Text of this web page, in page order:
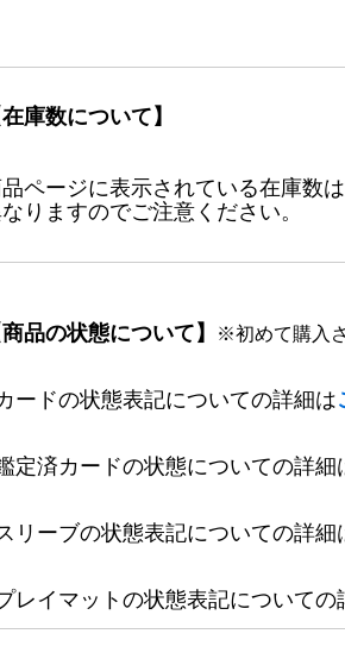
在庫数について】
ページに表示されている在庫数
りますのでご注意ください。
商品の状態について】 ※初めて購入
ードの状態表記についての詳細は
定済カードの状態についての詳細
リーブの状態表記についての詳細
レイマットの状態表記についての